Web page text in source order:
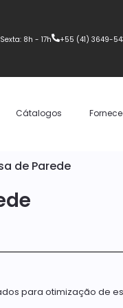
8h - 17h +55 (41) 3649-
Cátalogos
de Parede
para otimização de